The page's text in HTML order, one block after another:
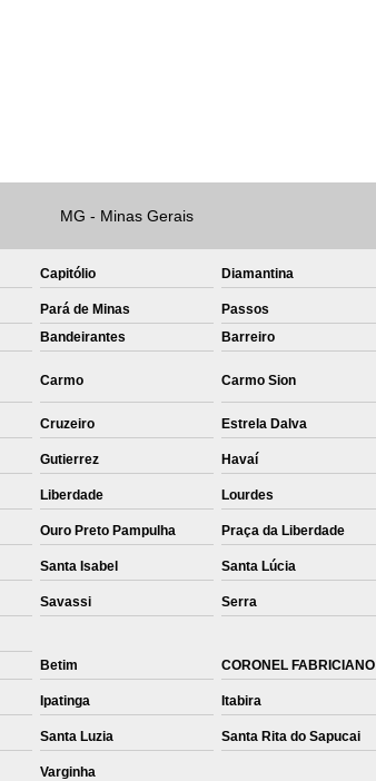
MG - Minas Gerais
Capitólio Diamantina
Pará de Minas Passos
Bandeirantes Barreiro
Carmo Carmo Sion
Cruzeiro Estrela Dalva
Gutierrez Havaí
Liberdade Lourdes
Ouro Preto Pampulha Praça da Liberdade
Santa Isabel Santa Lúcia
Savassi Serra
Betim CORONEL FABRICIANO
Ipatinga Itabira
Santa Luzia Santa Rita do Sapucai
Varginha